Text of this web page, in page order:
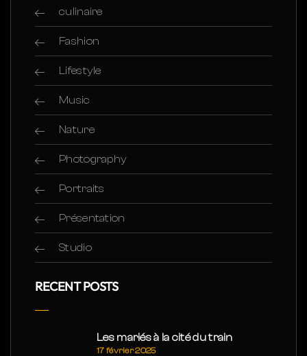
culinaire
Fashion
Lifestyle
Music
Nature
Photography
Portraits
Présentation
Studio
RECENT POSTS
Les mariés à la cité du train
17 février 2025